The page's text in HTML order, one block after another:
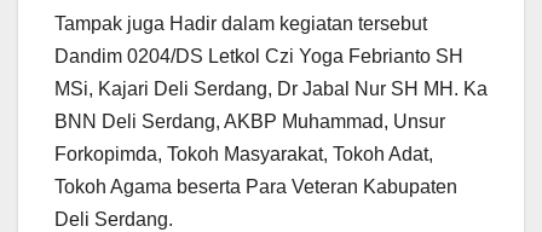
Tampak juga Hadir dalam kegiatan tersebut
Dandim 0204/DS Letkol Czi Yoga Febrianto SH
MSi, Kajari Deli Serdang, Dr Jabal Nur SH MH. Ka
BNN Deli Serdang, AKBP Muhammad, Unsur
Forkopimda, Tokoh Masyarakat, Tokoh Adat,
Tokoh Agama beserta Para Veteran Kabupaten
Deli Serdang.